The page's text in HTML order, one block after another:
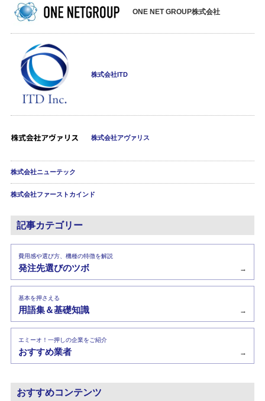
ONE NET GROUP株式会社
株式会社ITD
株式会社アヴァリス
株式会社ニューテック
株式会社ファーストカインド
記事カテゴリー
費用感や選び方、機種の特徴を解説
発注先選びのツボ →
基本を押さえる
用語集＆基礎知識 →
エミーオ！一押しの企業をご紹介
おすすめ業者 →
おすすめコンテンツ